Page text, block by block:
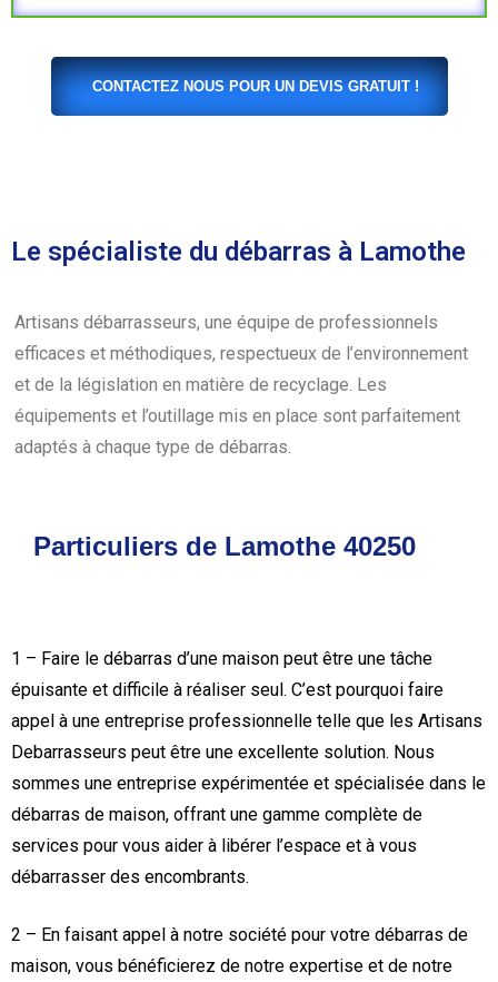
CONTACTEZ NOUS POUR UN DEVIS GRATUIT !
Le spécialiste du débarras à Lamothe
Artisans débarrasseurs, une équipe de professionnels
efficaces et méthodiques, respectueux de l’environnement
et de la législation en matière de recyclage. Les
équipements et l’outillage mis en place sont parfaitement
adaptés à chaque type de débarras.
Particuliers de Lamothe 40250
1 – Faire le débarras d’une maison peut être une tâche
épuisante et difficile à réaliser seul. C’est pourquoi faire
appel à une entreprise professionnelle telle que les Artisans
Debarrasseurs peut être une excellente solution. Nous
sommes une entreprise expérimentée et spécialisée dans le
débarras de maison, offrant une gamme complète de
services pour vous aider à libérer l’espace et à vous
débarrasser des encombrants.
2 – En faisant appel à notre société pour votre débarras de
maison, vous bénéficierez de notre expertise et de notre